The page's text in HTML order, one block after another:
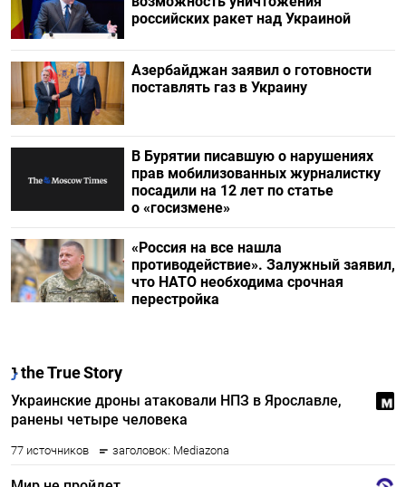
российских ракет над Украиной
Азербайджан заявил о готовности
поставлять газ в Украину
В Бурятии писавшую о нарушениях
прав мобилизованных журналистку
посадили на 12 лет по статье
о «госизмене»
«Россия на все нашла
противодействие». Залужный заявил,
что НАТО необходима срочная
перестройка